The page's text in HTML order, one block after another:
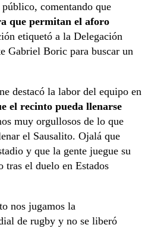
comentando que
que permitan el aforo
etiquetó a la Delegación
Gabriel Boric para buscar un
destacó la labor del equipo en
el recinto pueda llenarse
muy orgullosos de lo que
el Sausalito. Ojalá que
y que la gente juegue su
tras el duelo en Estados
nos jugamos la
de rugby y no se liberó